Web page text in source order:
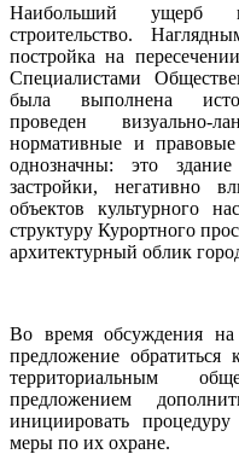
Наибольший ущерб
строительство.
постройка на
Специалистами
была выполнена
проведен визуально-
нормативные и
однозначны: это
застройки, негативно
объектов культурного
структуру Курортного
архитектурный облик
Во время обсуждения
предложение
территориальным
предложением
инициировать
меры по их охране.